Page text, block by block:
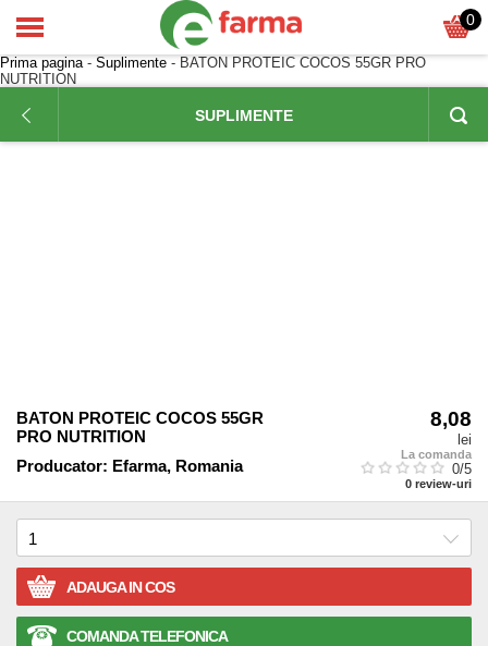
0
Prima pagina- Suplimente - BATON PROTEIC COCOS 55GR PRO
NUTRITION
SUPLIMENTE
BATON PROTEIC COCOS 55GR
PRO NUTRITION
Producator: Efarma, Romania
8,08
lei
La comanda
0/5
0 review-uri
ADAUGA IN COS
COMANDA TELEFONICA